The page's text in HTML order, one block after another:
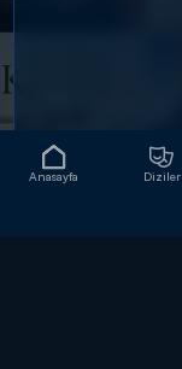
Anasayfa Diziler